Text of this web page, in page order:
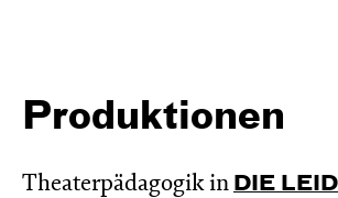
Produktionen
Theaterpädagogik in DIE